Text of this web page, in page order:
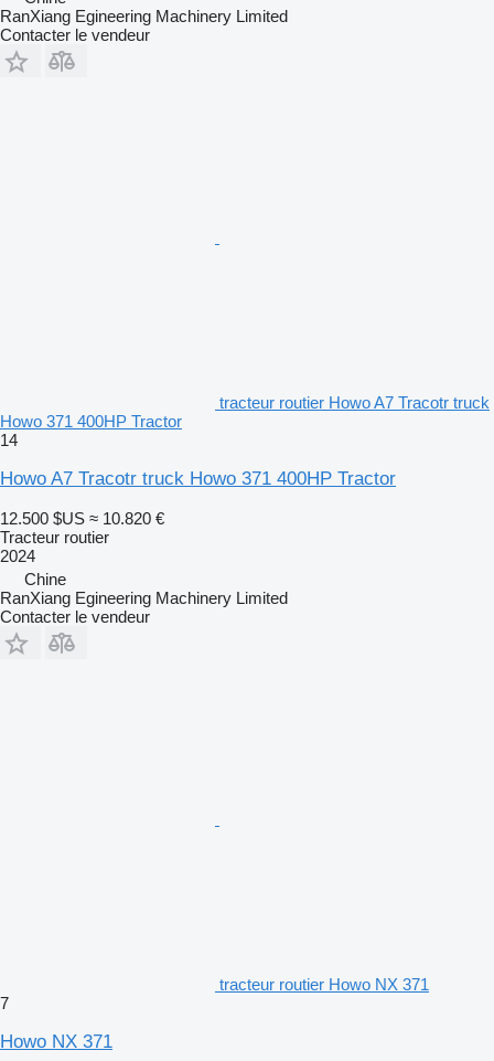
RanXiang Egineering Machinery Limited
Contacter le vendeur
tracteur routier Howo A7 Tracotr truck
Howo 371 400HP Tractor
14
Howo A7 Tracotr truck Howo 371 400HP Tractor
12.500 $US ≈ 10.820 €
Tracteur routier
2024
Chine
RanXiang Egineering Machinery Limited
Contacter le vendeur
tracteur routier Howo NX 371
7
Howo NX 371